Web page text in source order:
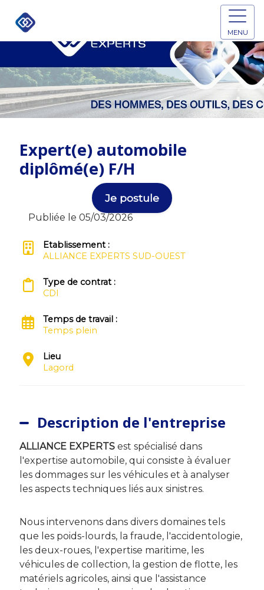
MENU
Expert(e) automobile
diplômé(e) F/H
Je postule
Publiée le 05/03/2026
Etablissement :
ALLIANCE EXPERTS SUD-OUEST
Type de contrat :
CDI
Temps de travail :
Temps plein
Lieu
Lagord
Description de l'entreprise
ALLIANCE EXPERTSest spécialisé dans
l'expertise automobile, qui consiste à évaluer
les dommages sur les véhicules et à analyser
les aspects techniques liés aux sinistres.
Nous intervenons dans divers domaines tels
que les poids-lourds, la fraude, l'accidentologie,
les deux-roues, l'expertise maritime, les
véhicules de collection, la gestion de flotte, les
matériels agricoles, ainsi que l'assistance